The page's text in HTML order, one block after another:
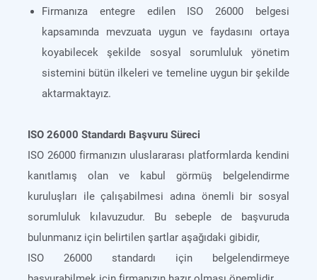
Firmanıza entegre edilen ISO 26000 belgesi
kapsamında mevzuata uygun ve faydasını ortaya
koyabilecek şekilde sosyal sorumluluk yönetim
sistemini bütün ilkeleri ve temeline uygun bir şekilde
aktarmaktayız.
ISO 26000 Standardı Başvuru Süreci
ISO 26000 firmanızın uluslararası platformlarda kendini
kanıtlamış olan ve kabul görmüş belgelendirme
kuruluşları ile çalışabilmesi adına önemli bir sosyal
sorumluluk kılavuzudur. Bu sebeple de başvuruda
bulunmanız için belirtilen şartlar aşağıdaki gibidir,
ISO 26000 standardı için belgelendirmeye